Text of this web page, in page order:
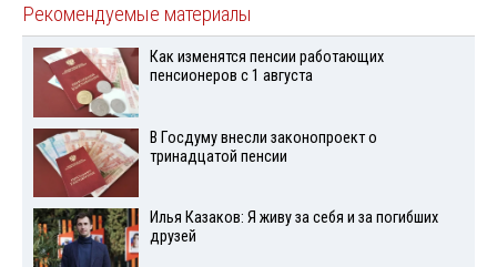
Рекомендуемые материалы
Как изменятся пенсии работающих
пенсионеров с 1 августа
В Госдуму внесли законопроект о
тринадцатой пенсии
Илья Казаков: Я живу за себя и за погибших
друзей